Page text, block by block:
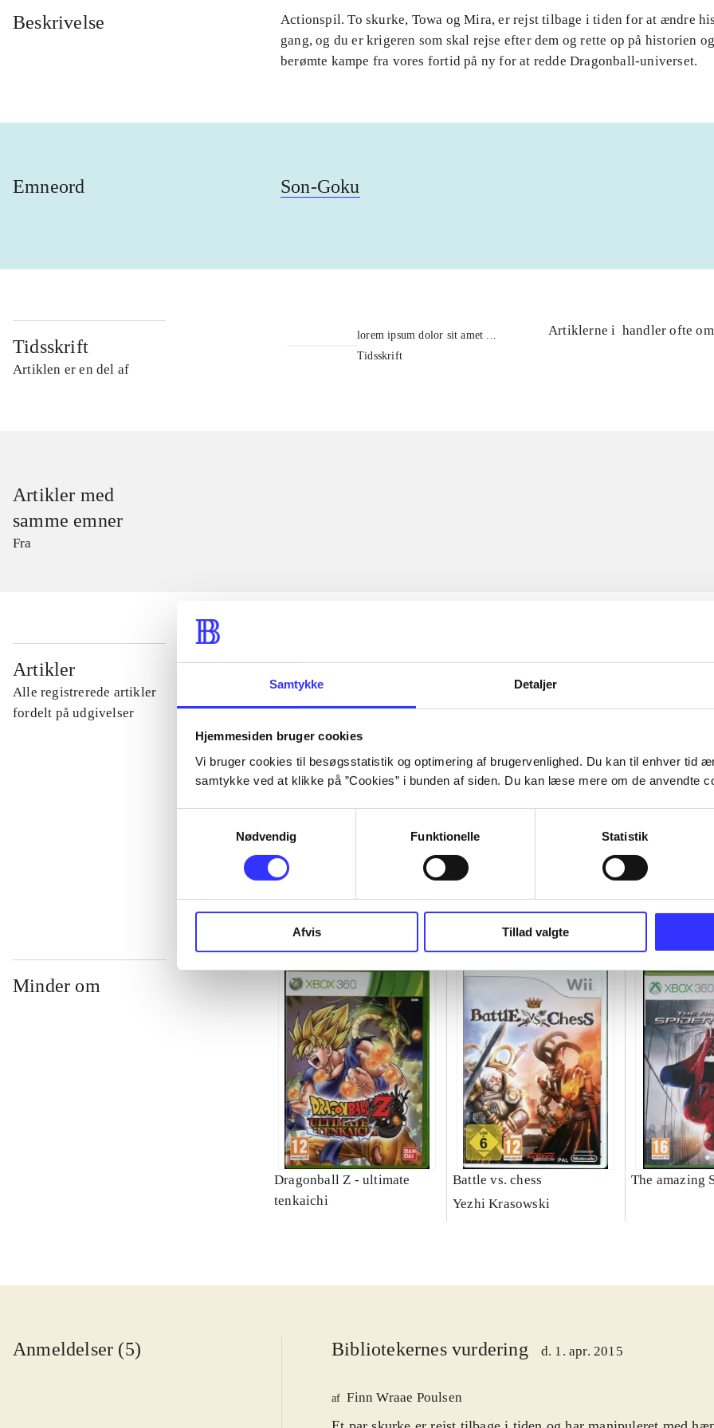
Samtykke Detaljer
Hjemmesiden bruger cookies
Vi bruger cookies til besøgsstatistik og optimering af brugervenlighed. Du kan til enhver tid
samtykke ved at klikke på ”Cookies” i bunden af siden. Du kan læse mere om de anvendte
Nødvendig
Funktionelle Statistik
Afvis Tillad valgte
Beskrivelse
Actionspil. To skurke, Towa og Mira, er rejst tilbage i tiden for at ændre
gang, og du er krigeren som skal rejse efter dem og rette op på historien
berømte kampe fra vores fortid på ny for at redde Dragonball-universet.
Emneord Son-Goku
Tidsskrift
Artiklen er en del af
lorem ipsum dolor sit amet ...
Tidsskrift
Artiklerne i handler ofte om
Artikler med
samme emner
Fra
Artikler
Alle registrerede artikler
fordelt på udgivelser
...
...
...
Minder om
Dragonball Z - ultimate
tenkaichi
Battle vs. chess
Yezhi Krasowski
The amazing
Anmeldelser (5) Bibliotekernes vurdering d. 1. apr. 2015
af Finn Wraae Poulsen